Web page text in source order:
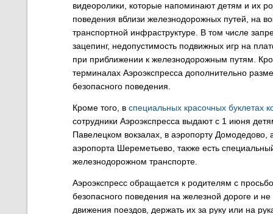
видеоролики, которые напоминают детям и их
поведения вблизи железнодорожных путей, на
транспортной инфраструктуре. В том числе
зацепинг, недопустимость подвижных игр на
при приближении к железнодорожным путям.
терминалах Аэроэкспресса дополнительно
безопасного поведения.
Кроме того, в специальных красочных буклетах
сотрудники Аэроэкспресса выдают с 1 июня
Павелецком вокзалах, в аэропорту
аэропорта Шереметьево, также есть
железнодорожном транспорте.
Аэроэкспресс обращается к родителям с
безопасного поведения на железной дороге и
движения поездов, держать их за руку или на